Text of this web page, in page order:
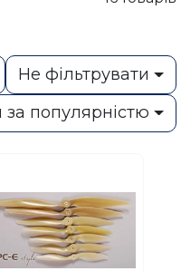
Не фільтрувати
за популярністю